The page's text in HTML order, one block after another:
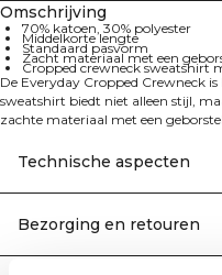
Omschrijving
70% katoen, 30% polyester
Middelkorte lengte
Standaard pasvorm
Zacht materiaal met een
Cropped crewneck sweatshirt
De Everyday Cropped Crewneck
sweatshirt biedt niet alleen stijl,
zachte materiaal met een
Technische aspecten
Bezorging en retouren